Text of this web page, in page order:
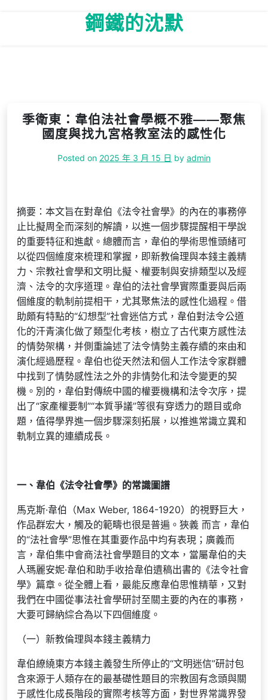
鋼鐵的沈默
季衛東：韋伯法社會學概不雅——聚焦
國度與找九宮格教室法的感性化
Posted on 2025 年 3 月 15 日 by admin
摘要：本文旨在對韋伯《法令社會學》的內在的事務停
止比擬周全而深刻的解讀，以進一個步驟提醒相干學說
的重要特征和進獻。總體而言，韋伯的學術思惟頭緒可
以從四個維度來梳理和掌握，即新教倫理與本錢主義精
力、宗教社會學和文明比擬、權要制與安排類型以及經
濟、法令的次序道理。韋伯的法社會學實際重要與后兩
個維度的軌制前提相干，尤其聚焦法的感性化過程。借
助頗有特點的“幻想型”社會迷信方式，韋伯對法令公道
化的汗青演化做了類型化考核，樹立了古代東方感性法
的情勢架構，并側重論述了法令情勢主義存續的來由和
演化經過歷程。韋伯也從天然法和個人工作法令家群體
中找到了情勢感性法之外的非情勢化和法令變更的契
機。別的，韋伯對傳統中國的權要機構和法令次序，提
出了“家產權要制”“本質爭議”等很有穿透力的題目或命
題，值得學界進一個步驟深刻拓展，以推進常識立異和
軌制立異的連續成長。
一、韋伯《法令社會學》的常識圖譜
馬克斯·韋伯（Max Weber, 1864-1920）的視野巨大，
作品群宏大，觸及的範疇也很是普遍。狹義 而言，韋伯
的“法社會學”思惟在其重要作品中均有表現；廣義而
言，韋伯集中會商法社會學題目的文本，當屬韋伯的夫
人瑪麗安妮·韋伯和助手收拾韋伯遺稿出書的《法令社會
學》篇章。從全體上看，最能反應韋伯思惟精華，又對
我們在中國從事法社會學研討至關主要的內在的事務，
大要可歸納綜合為以下四個維度。
（一）新教倫理與本錢主義精力
韋伯繚繞東方本錢主義發生所停止的“文明迷信”研討包
含來源于人類存在的最基礎性題目的宗教固有念頭與關
于感性化成長階段的實際考核等方面，對世界常識界發